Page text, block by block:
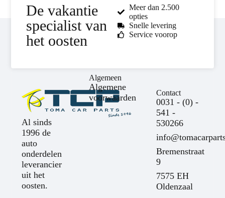
De vakantie
specialist van
het oosten
Meer dan 2.500
opties
Snelle levering
Service voorop
Al sinds
1996 de
auto
onderdelen
leverancier
uit het
oosten.
Algemeen
Algemene
voorwaarden
Contact
0031 - (0) -
541 -
530266
Bremenstraat
9
7575 EH
Oldenzaal